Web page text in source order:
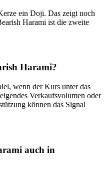
ein Doji. Das zeigt noch
Harami ist die zweite
Harami?
wenn der Kurs unter das
Verkaufsvolumen oder
können das Signal
auch in